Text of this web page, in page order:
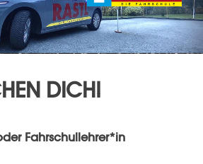
DICH!
Fahrschullehrer*in